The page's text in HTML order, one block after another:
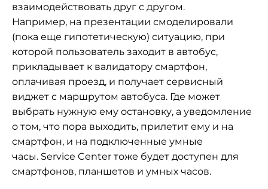
взаимодействовать друг с другом.
Например, на презентации смоделировали
(пока еще гипотетическую) ситуацию, при
которой пользователь заходит в автобус,
прикладывает к валидатору смартфон,
оплачивая проезд, и получает сервисный
виджет с маршрутом автобуса. Где может
выбрать нужную ему остановку, а уведомление
о том, что пора выходить, прилетит ему и на
смартфон, и на подключенные умные
часы. Service Center тоже будет доступен для
смартфонов, планшетов и умных часов.